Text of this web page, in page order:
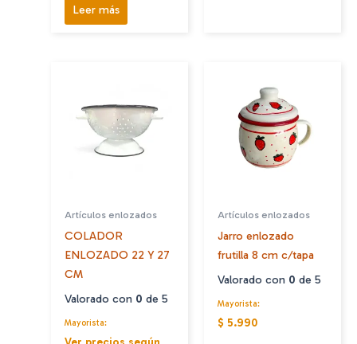
Leer más
Artículos enlozados
COLADOR
ENLOZADO 22 Y 27
CM
Valorado con 0 de 5
Mayorista:
Artículos enlozados
Jarro enlozado
frutilla 8 cm c/tapa
Valorado con 0 de 5
Mayorista:
$ 5.990